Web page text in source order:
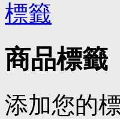
標籤
商品標籤
添加您的